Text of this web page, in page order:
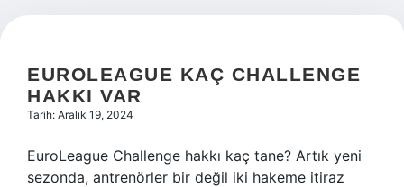
EUROLEAGUE KAÇ CHALLENGE
HAKKI VAR
Tarih: Aralık 19, 2024
EuroLeague Challenge hakkı kaç tane? Artık yeni
sezonda, antrenörler bir değil iki hakeme itiraz